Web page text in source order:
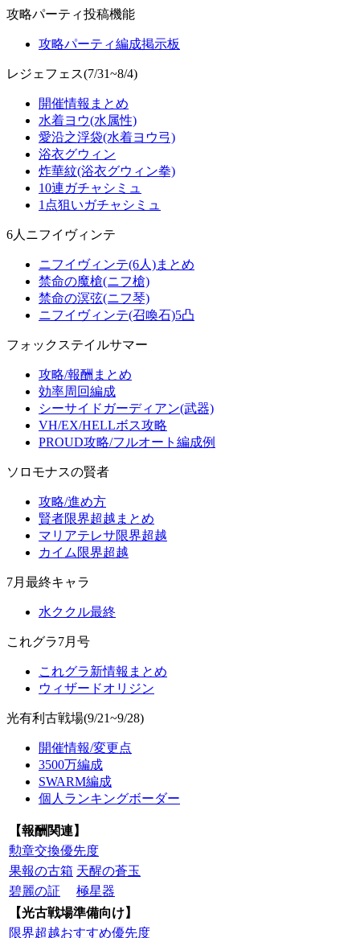
攻略パーティ投稿機能
攻略パーティ編成掲示板
レジェフェス(7/31~8/4)
開催情報まとめ
水着ヨウ(水属性)
愛沿之浮袋(水着ヨウ弓)
浴衣グウィン
炸華紋(浴衣グウィン拳)
10連ガチャシミュ
1点狙いガチャシミュ
6人ニフイヴィンテ
ニフイヴィンテ(6人)まとめ
禁命の魔槍(ニフ槍)
禁命の溟弦(ニフ琴)
ニフイヴィンテ(召喚石)5凸
フォックステイルサマー
攻略/報酬まとめ
効率周回編成
シーサイドガーディアン(武器)
VH/EX/HELLボス攻略
PROUD攻略/フルオート編成例
ソロモナスの賢者
攻略/進め方
賢者限界超越まとめ
マリアテレサ限界超越
カイム限界超越
7月最終キャラ
水ククル最終
これグラ7月号
これグラ新情報まとめ
ウィザードオリジン
光有利古戦場(9/21~9/28)
開催情報/変更点
3500万編成
SWARM編成
個人ランキングボーダー
【報酬関連】
勲章交換優先度
果報の古箱 天醒の蒼玉
碧麗の証
極星器
【光古戦場準備向け】
限界超越おすすめ優先度